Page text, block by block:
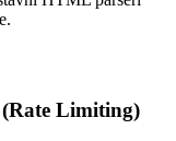
Limiting)